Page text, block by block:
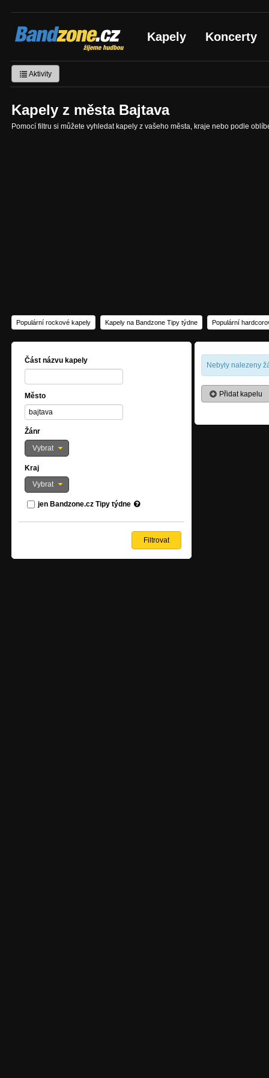
Bandzone.cz
žijeme hudbou Kapely Koncerty
Aktivity
Kapely z města Bajtava
Pomocí filtru si můžete vyhledat kapely z vašeho města, kraje nebo podle
Populární rockové kapely Kapely na Bandzone Tipy týdne Populární
Část názvu kapely
Město
Žánr
Vybrat
Kraj
Vybrat
jen Bandzone.cz Tipy týdne
Nebyly nalezeny
Přidat kapelu